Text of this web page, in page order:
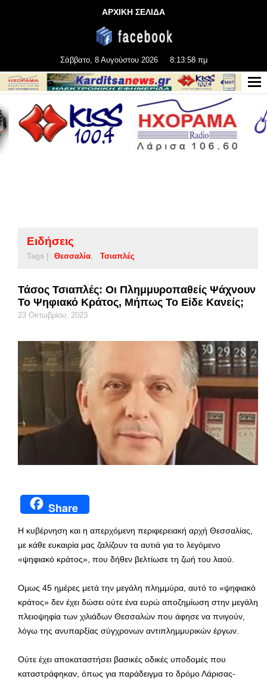
ΑΡΧΙΚΗ ΣΕΛΙΔΑ
Σάββατο, 8 Αυγούστου 2026 8:13:58 πμ
Ειδήσεις
Tags | Θεσσαλία Τσιαπλές
Τάσος Τσιαπλές: Οι Πλημμυροπαθείς Ψάχνουν
Το Ψηφιακό Κράτος, Μήπως Το Είδε Κανείς;
23 Οκτωβρίου, 2023
Share
Η κυβέρνηση και η απερχόμενη περιφερειακή αρχή Θεσσαλίας,
με κάθε ευκαιρία μας ζαλίζουν τα αυτιά για το λεγόμενο
«ψηφιακό κράτος», που δήθεν βελτίωσε τη ζωή του λαού.
Ομως 45 ημέρες μετά την μεγάλη πλημμύρα, αυτό το «ψηφιακό
κράτος» δεν έχει δώσει ούτε ένα ευρώ αποζημίωση στην μεγάλη
πλειοψηφία των χιλιάδων Θεσσαλών που άφησε να πνιγούν,
λόγω της ανυπαρξίας σύγχρονων αντιπλημμυρικών έργων.
Ούτε έχει αποκαταστήσει βασικές οδικές υποδομές που
καταστράφηκαν, όπως για παράδειγμα το δρόμο Λάρισας-